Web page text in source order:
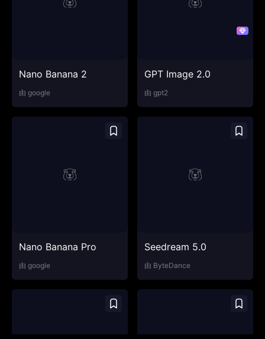
Nano Banana 2
由 google
GPT Image 2.0
由 gpt2
Nano Banana Pro
由 google
Seedream 5.0
由 ByteDance